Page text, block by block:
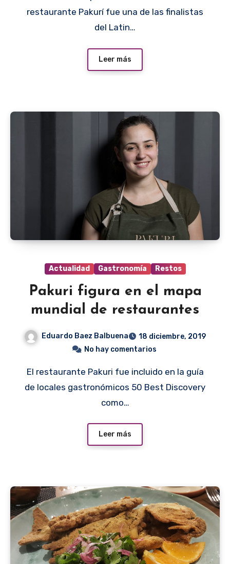
restaurante Pakurí fue una de las finalistas
del Latin…
Leer más
Actualidad Gastronomía Restos
Pakuri figura en el mapa
mundial de restaurantes
Eduardo Baez Balbuena
18 diciembre, 2019
No hay comentarios
El restaurante Pakuri fue incluido en la guía
de locales gastronómicos 50 Best Discovery
como…
Leer más